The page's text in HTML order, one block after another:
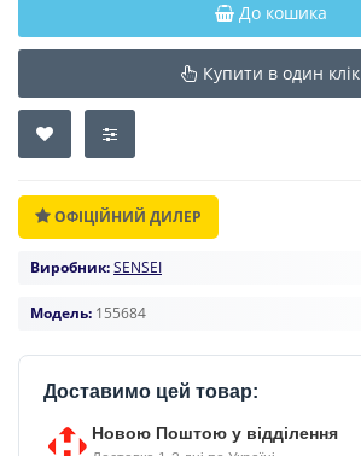
До кошика
Купити в один клік
ОФІЦІЙНИЙ ДИЛЕР
Виробник:SENSEI
Модель: 155684
Доставимо цей товар:
Новою Поштою у відділення